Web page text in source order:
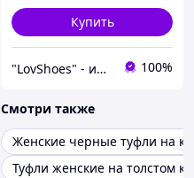
Купить
"LovShoes" - интернет-магазин женской обуви 100%
Смотри также
Женские черные туфли на
Туфли женские на толстом